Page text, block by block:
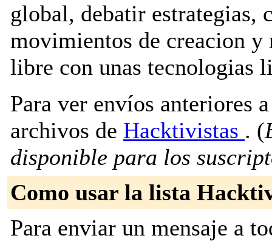
global, debatir estrategias,
movimientos de creacion y
libre con unas tecnologias
Para ver envíos anteriores
archivos de Hacktivistas . (
disponible para los
Como usar la lista
Para enviar un mensaje a